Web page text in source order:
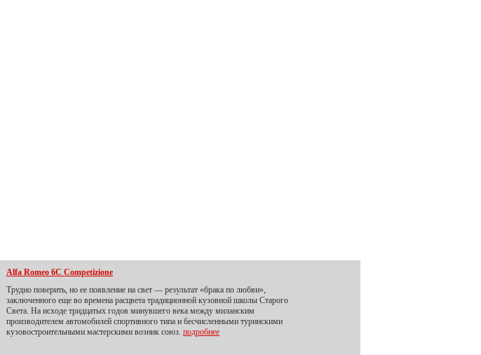
Alfa Romeo 6C Competizione
Трудно поверить, но ее появление на свет — результат «брака по любви»,
заключенного еще во времена расцвета традиционной кузовной школы Старого
Света. На исходе тридцатых годов минувшего века между миланским
производителем автомобилей спортивного типа и бесчисленными туринскими
кузовостроительными мастерскими возник союз. подробнее